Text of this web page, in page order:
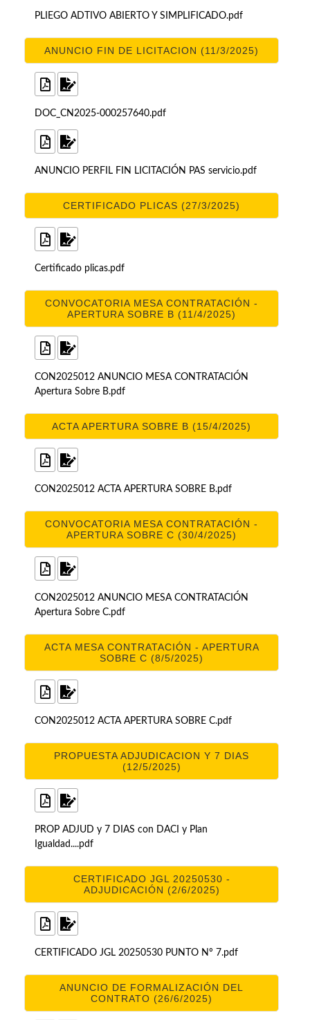
PLIEGO ADTIVO ABIERTO Y SIMPLIFICADO.pdf
ANUNCIO FIN DE LICITACION (11/3/2025)
DOC_CN2025-000257640.pdf
ANUNCIO PERFIL FIN LICITACIÓN PAS servicio.pdf
CERTIFICADO PLICAS (27/3/2025)
Certificado plicas.pdf
CONVOCATORIA MESA CONTRATACIÓN -
APERTURA SOBRE B (11/4/2025)
CON2025012 ANUNCIO MESA CONTRATACIÓN
Apertura Sobre B.pdf
ACTA APERTURA SOBRE B (15/4/2025)
CON2025012 ACTA APERTURA SOBRE B.pdf
CONVOCATORIA MESA CONTRATACIÓN -
APERTURA SOBRE C (30/4/2025)
CON2025012 ANUNCIO MESA CONTRATACIÓN
Apertura Sobre C.pdf
ACTA MESA CONTRATACIÓN - APERTURA
SOBRE C (8/5/2025)
CON2025012 ACTA APERTURA SOBRE C.pdf
PROPUESTA ADJUDICACION Y 7 DIAS
(12/5/2025)
PROP ADJUD y 7 DIAS con DACI y Plan
Igualdad....pdf
CERTIFICADO JGL 20250530 -
ADJUDICACIÓN (2/6/2025)
CERTIFICADO JGL 20250530 PUNTO Nº 7.pdf
ANUNCIO DE FORMALIZACIÓN DEL
CONTRATO (26/6/2025)